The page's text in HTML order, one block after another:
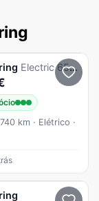
Electric 65 Expression
km · Elétrico ·